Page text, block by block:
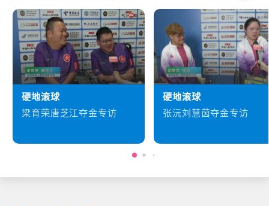
硬地滚球
梁育荣唐芝江夺金专访
硬地滚球
张沅刘慧茵夺金专访